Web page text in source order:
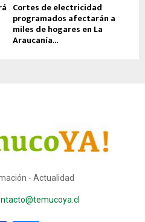
Cortes de electricidad
programados afectarán a
miles de hogares en La
Araucanía...
- Actualidad